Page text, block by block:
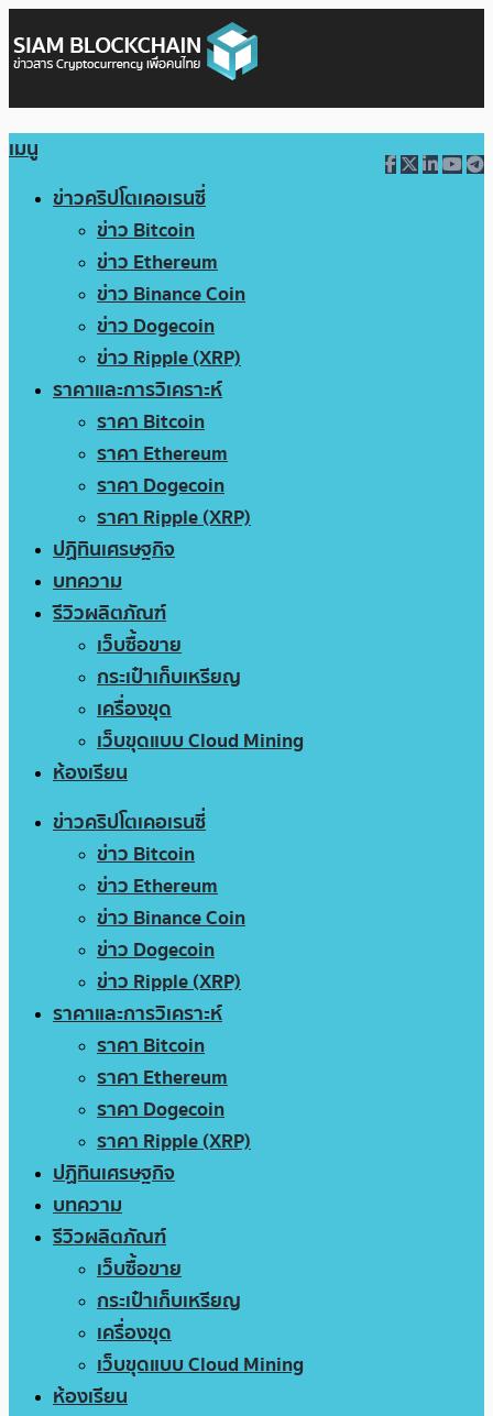
เมนู
ข่าวคริปโตเคอเรนซี่
ข่าว Bitcoin
ข่าว Ethereum
ข่าว Binance Coin
ข่าว Dogecoin
ข่าว Ripple (XRP)
ราคาและการวิเคราะห์
ราคา Bitcoin
ราคา Ethereum
ราคา Dogecoin
ราคา Ripple (XRP)
ปฏิทินเศรษฐกิจ
บทความ
รีวิวผลิตภัณฑ์
เว็บซื้อขาย
กระเป๋าเก็บเหรียญ
เครื่องขุด
เว็บขุดแบบ Cloud Mining
ห้องเรียน
ข่าวคริปโตเคอเรนซี่
ข่าว Bitcoin
ข่าว Ethereum
ข่าว Binance Coin
ข่าว Dogecoin
ข่าว Ripple (XRP)
ราคาและการวิเคราะห์
ราคา Bitcoin
ราคา Ethereum
ราคา Dogecoin
ราคา Ripple (XRP)
ปฏิทินเศรษฐกิจ
บทความ
รีวิวผลิตภัณฑ์
เว็บซื้อขาย
กระเป๋าเก็บเหรียญ
เครื่องขุด
เว็บขุดแบบ Cloud Mining
ห้องเรียน